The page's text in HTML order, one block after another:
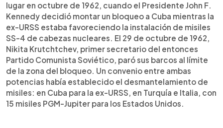
lugar en octubre de 1962, cuando el Presidente John F.
Kennedy decidió montar un bloqueo a Cuba mientras la
ex-URSS estaba favoreciendo la instalación de misiles
SS-4 de cabezas nucleares. El 29 de octubre de 1962,
Nikita Krutchtchev, primer secretario del entonces
Partido Comunista Soviético, paró sus barcos al límite
de la zona del bloqueo. Un convenio entre ambas
potencias había establecido el desmantelamiento de
misiles: en Cuba para la ex-URSS, en Turquía e Italia, con
15 misiles PGM-Jupiter para los Estados Unidos.